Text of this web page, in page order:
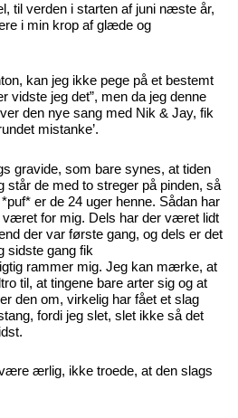
til verden i starten af juni næste år,
i min krop af glæde og
kan jeg ikke pege på et bestemt
vidste jeg det”, men da jeg denne
den nye sang med Nik & Jay, fik
mistanke’.
gravide, som bare synes, at tiden
står de med to streger på pinden, så
er de 24 uger henne. Sådan har
for mig. Dels har der været lidt
der var første gang, og dels er det
sidste gang fik
rammer mig. Jeg kan mærke, at
til, at tingene bare arter sig og at
den om, virkelig har fået et slag
fordi jeg slet, slet ikke så det
ærlig, ikke troede, at den slags